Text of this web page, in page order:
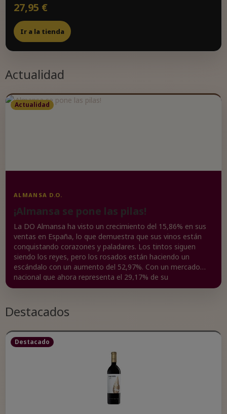
27,95 €
Ir a la tienda
Actualidad
ALMANSA D.O.
Actualidad
¡Almansa se pone las pilas!
La DO Almansa ha visto un crecimiento del 15,86% en sus
ventas en España, lo que demuestra que sus vinos están
conquistando corazones y paladares. Los tintos siguen
siendo los reyes, pero los rosados están haciendo un
escándalo con un aumento del 52,97%. Con un mercado
nacional que ahora representa el 29,17% de su
comercialización total, Almansa está consolidando su
exterior, la denominación sigue trabajando para mejorar la
calidad y la identidad de sus vinos. ¡Es el momento perfecto
Destacados
Destacado